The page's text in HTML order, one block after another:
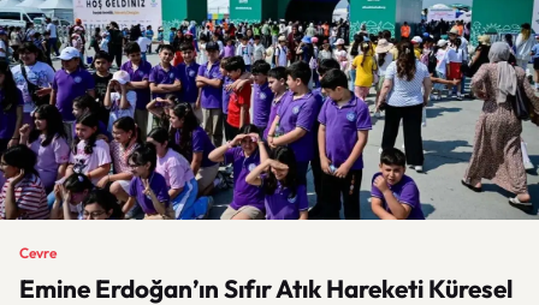
Cevre
Emine Erdoğan’ın Sıfır Atık Hareketi Küresel